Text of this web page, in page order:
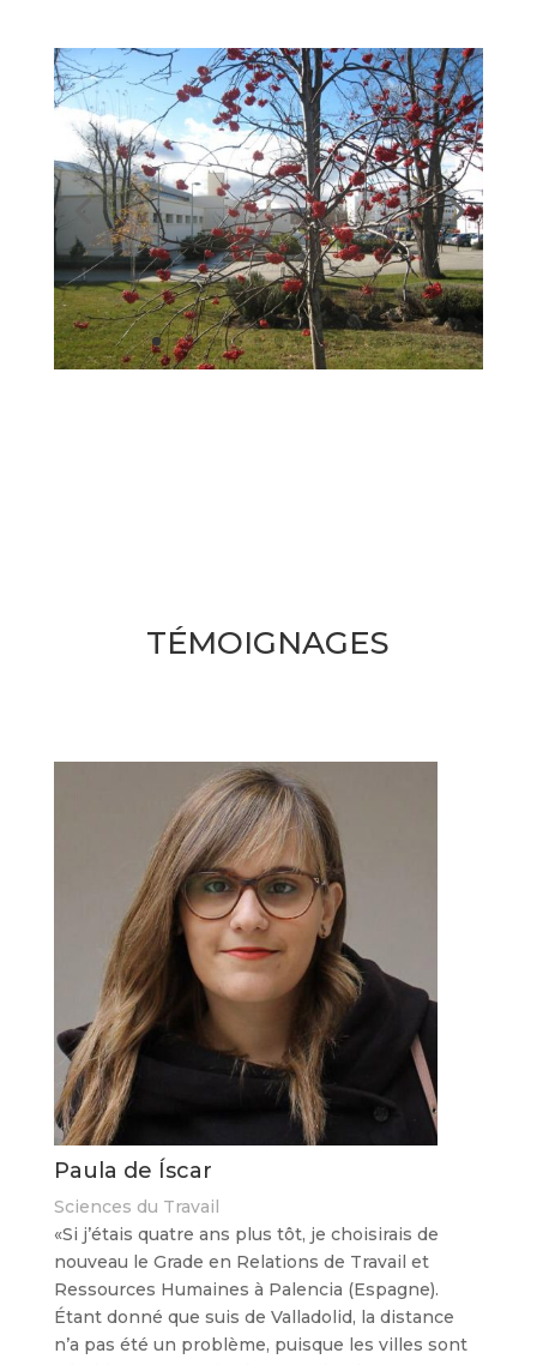
TÉMOIGNAGES
Paula de Íscar
Sciences du Travail
«Si j’étais quatre ans plus tôt, je choisirais de
nouveau le Grade en Relations de Travail et
Ressources Humaines à Palencia (Espagne).
Étant donné que suis de Valladolid, la distance
n’a pas été un problème, puisque les villes sont